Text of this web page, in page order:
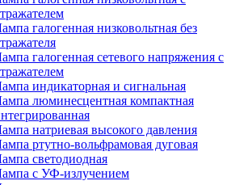
галогенная низковольтная без
галогенная сетевого напряжения с
индикаторная и сигнальная
люминесцентная компактная
натриевая высокого давления
ртутно-вольфрамовая дуговая
светодиодная
с УФ-излучением